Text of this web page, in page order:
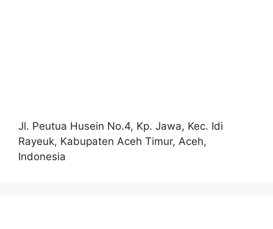
Jl. Peutua Husein No.4, Kp. Jawa, Kec. Idi
Rayeuk, Kabupaten Aceh Timur, Aceh,
Indonesia